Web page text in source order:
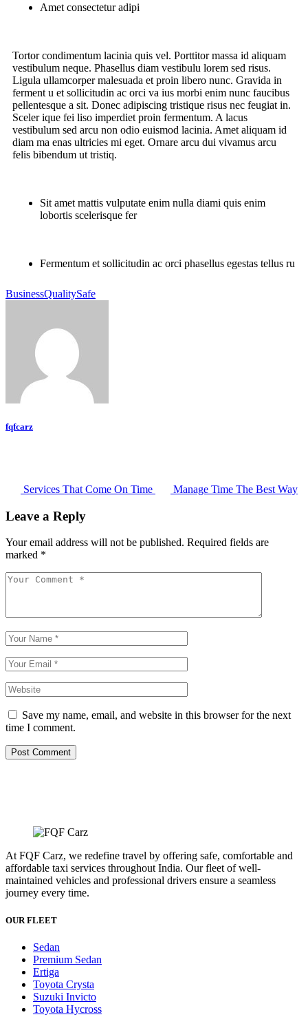
Amet consectetur adipi
Tortor condimentum lacinia quis vel. Porttitor massa id aliquam
vestibulum neque. Phasellus diam vestibulu lorem sed risus.
Ligula ullamcorper malesuada et proin libero nunc. Gravida in
ferment u et sollicitudin ac orci va ius morbi enim nunc faucibus
pellentesque a sit. Donec adipiscing tristique risus nec feugiat in.
Sceler ique fei liso imperdiet proin fermentum. A lacus
vestibulum sed arcu non odio euismod lacinia. Amet aliquam id
diam ma enas ultricies mi eget. Ornare arcu dui vivamus arcu
felis bibendum ut tristiq.
Sit amet mattis vulputate enim nulla diami quis enim
lobortis scelerisque fer
Fermentum et sollicitudin ac orci phasellus egestas tellus ru
BusinessQualitySafe
fqfcarz
Services That Come On Time Manage Time The Best Way
Leave a Reply
Your email address will not be published. Required fields are
marked *
Save my name, email, and website in this browser for the next
time I comment.
Post Comment
At FQF Carz, we redefine travel by offering safe, comfortable and
affordable taxi services throughout India. Our fleet of well-
maintained vehicles and professional drivers ensure a seamless
journey every time.
OUR FLEET
Sedan
Premium Sedan
Ertiga
Toyota Crysta
Suzuki Invicto
Toyota Hycross